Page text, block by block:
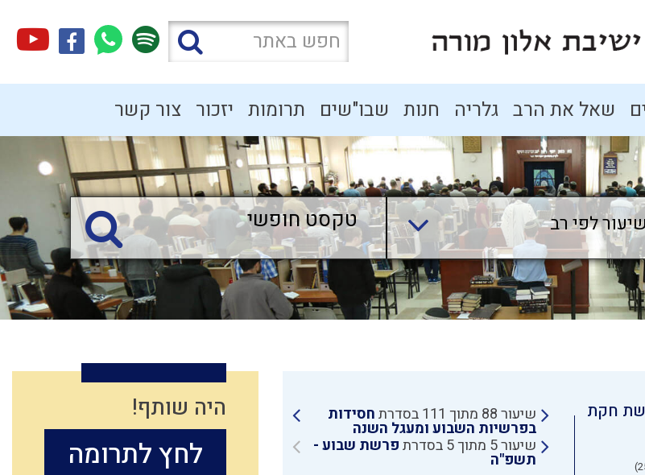
שאל את הרב גלריה חנות שבו"שים תרומות יזכור צור קשר
לפי רב
חקת שיעור 88 מתוך 111 בסדרת חסידות
בפרשיות השבוע ומעגל השנה
שיעור 5 מתוך 5 בסדרת פרשת שבוע -
תשפ"ה
היה שותף!
לחץ לתרומה